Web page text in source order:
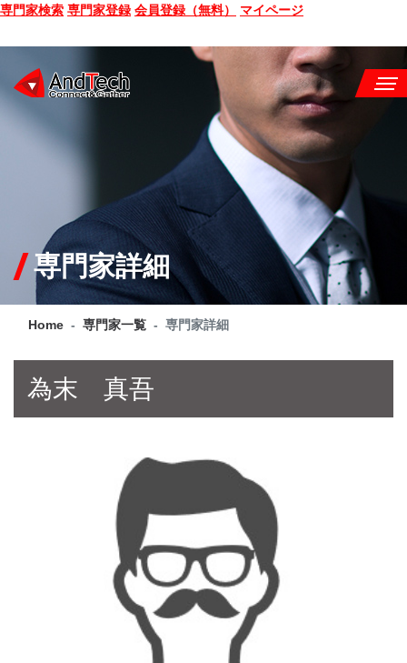
専門家検索 専門家登録 会員登録（無料） マイページ
CONSULTING
SERVICE
COMPANY
Q&A
専門家詳細
Home 専門家一覧 専門家詳細
為末 真吾